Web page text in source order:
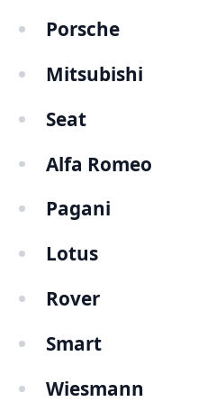
Porsche
Mitsubishi
Seat
Alfa Romeo
Pagani
Lotus
Rover
Smart
Wiesmann